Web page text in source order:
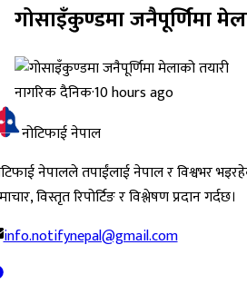
गोसाइँकुण्डमा जनैपूर्णिमा
नागरिक दैनिक·10 hours ago
नोटिफाई नेपाल
नेपालले तपाईंलाई नेपाल र विश्वभर
विस्तृत रिपोर्टिङ र विश्लेषण प्रदान गर्दछ।
info.notifynepal@gmail.com